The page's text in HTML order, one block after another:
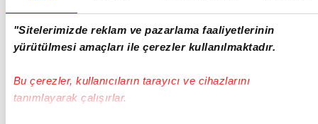
"Sitelerimizde reklam ve pazarlama faaliyetlerinin
yürütülmesi amaçları ile çerezler kullanılmaktadır.
Bu çerezler, kullanıcıların tarayıcı ve cihazlarını
tanımlayarak çalışırlar.
GOL | Trabzonspor 1-1 TÜMOSAN Konyaspor
PAUL ONUACHU (DK. 79)